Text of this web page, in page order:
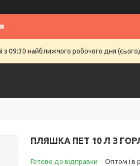
09:30 найближчого робочого дня
ПЛЯШКА ПЕТ 10 Л З
Готово до відправки Оптом і в